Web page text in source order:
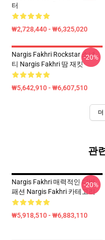
터
₩2,728,440 - ₩6,325,020
Nargis Fakhri Rockstar 소녀
티 Nargis Fakhri 땀 재킷
₩5,642,910 - ₩6,607,510
-20%
더
관
Nargis Fakhri 매력적인 디바
패션 Nargis Fakhri 카테고리
₩5,918,510 - ₩6,883,110
-20%